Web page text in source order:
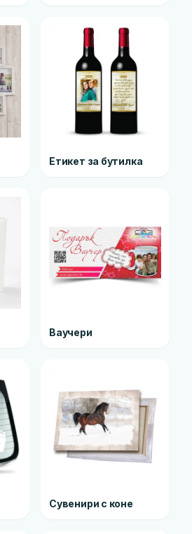
Етикет за бутилка
Ваучери
Сувенири с коне